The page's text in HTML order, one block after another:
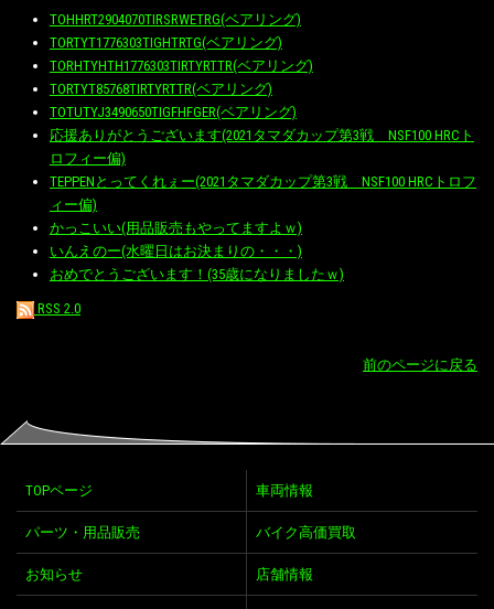
TOHHRT2904070TIRSRWETRG(ベアリング)
TORTYT1776303TIGHTRTG(ベアリング)
TORHTYHTH1776303TIRTYRTTR(ベアリング)
TORTYT85768TIRTYRTTR(ベアリング)
TOTUTYJ3490650TIGFHFGER(ベアリング)
応援ありがとうございます(2021タマダカップ第3戦 NSF100 HRCト
ロフィー偏)
TEPPENとってくれぇー(2021タマダカップ第3戦 NSF100 HRCトロフ
ィー偏)
かっこいい(用品販売もやってますよｗ)
いんえのー(水曜日はお決まりの・・・)
おめでとうございます！(35歳になりましたｗ)
RSS 2.0
前のページに戻る
TOPページ 車両情報
パーツ・用品販売 バイク高価買取
お知らせ 店舗情報